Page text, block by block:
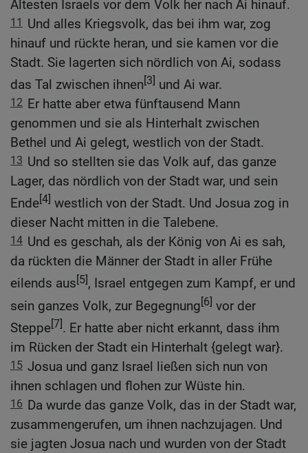
Ältesten Israels vor dem Volk her nach Ai hinauf.
11 Und alles Kriegsvolk, das bei ihm war, zog
hinauf und rückte heran, und sie kamen vor die
Stadt. Sie lagerten sich nördlich von Ai, sodass
das Tal zwischen ihnen[3] und Ai war.
12 Er hatte aber etwa fünftausend Mann
genommen und sie als Hinterhalt zwischen
Bethel und Ai gelegt, westlich von der Stadt.
13 Und so stellten sie das Volk auf, das ganze
Lager, das nördlich von der Stadt war, und sein
Ende[4] westlich von der Stadt. Und Josua zog in
dieser Nacht mitten in die Talebene.
14 Und es geschah, als der König von Ai es sah,
da rückten die Männer der Stadt in aller Frühe
eilends aus[5], Israel entgegen zum Kampf, er und
sein ganzes Volk, zur Begegnung[6] vor der
Steppe[7]. Er hatte aber nicht erkannt, dass ihm
im Rücken der Stadt ein Hinterhalt {gelegt war}.
15 Josua und ganz Israel ließen sich nun von
ihnen schlagen und flohen zur Wüste hin.
16 Da wurde das ganze Volk, das in der Stadt war,
zusammengerufen, um ihnen nachzujagen. Und
sie jagten Josua nach und wurden von der Stadt